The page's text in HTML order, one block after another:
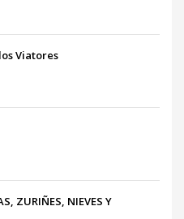
Viatores
ZURIÑES, NIEVES Y